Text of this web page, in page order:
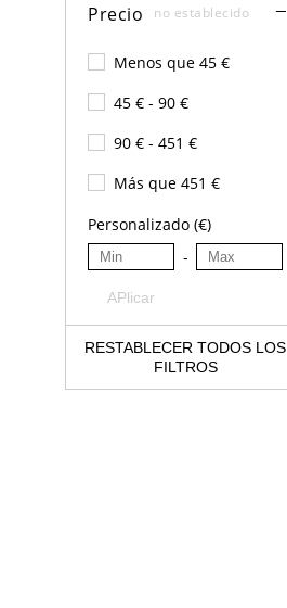
Precio no establecido
Menos que 45 €
45 € - 90 €
90 € - 451 €
Más que 451 €
Personalizado (€)
-
APlicar
RESTABLECER TODOS LOS
FILTROS